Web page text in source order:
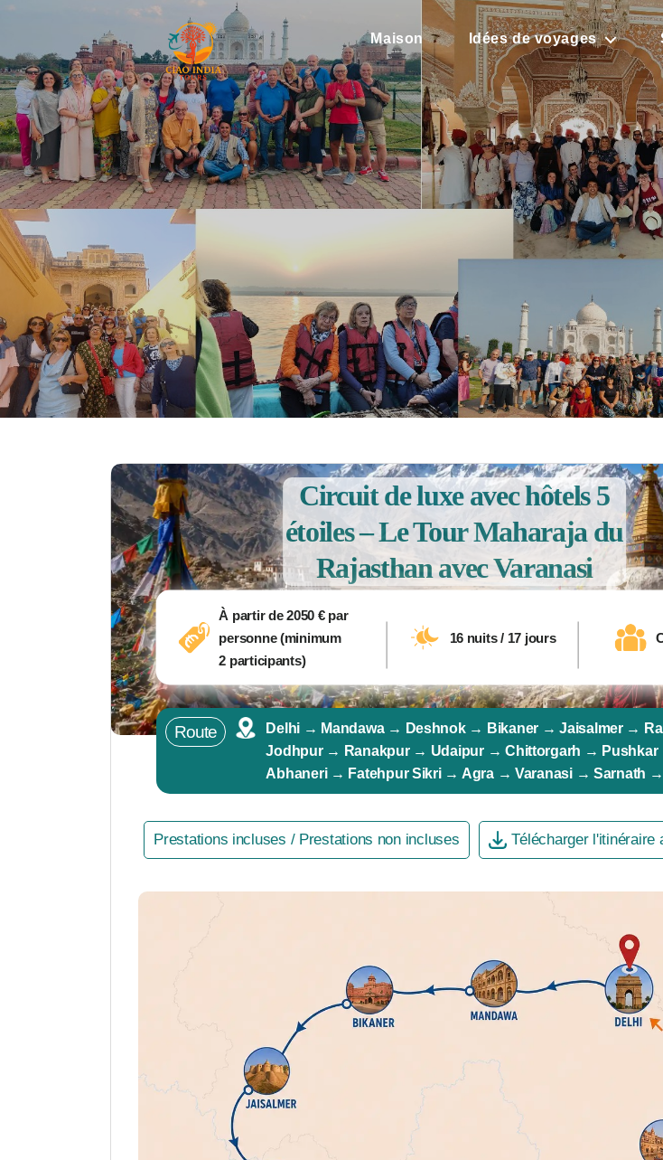
ciaoindiatours
Maison Idées de voyages
Circuit de luxe avec hôtels 5
étoiles – Le Tour Maharaja du
Rajasthan avec Varanasi
À partir de2050 € par
personne (minimum
2 participants)
16 nuits / 17 jours
Route
Delhi → Mandawa → Deshnok → Bikaner → Jaisalmer →
Jodhpur → Ranakpur → Udaipur → Chittorgarh →
Abhaneri → Fatehpur Sikri → Agra → Varanasi → Sarnath
Prestations incluses / Prestations non incluses Télécharger l'itinéraire